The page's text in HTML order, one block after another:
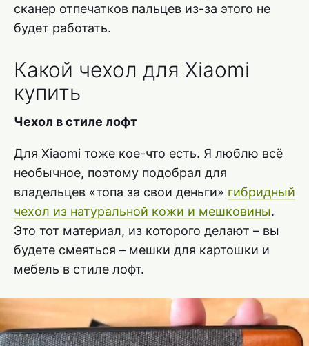
сканер отпечатков пальцев из-за этого не
будет работать.
Какой чехол для Xiaomi
купить
Чехол в стиле лофт
Для Xiaomi тоже кое-что есть. Я люблю всё
необычное, поэтому подобрал для
владельцев «топа за свои деньги» гибридный
чехол из натуральной кожи и мешковины.
Это тот материал, из которого делают – вы
будете смеяться – мешки для картошки и
мебель в стиле лофт.